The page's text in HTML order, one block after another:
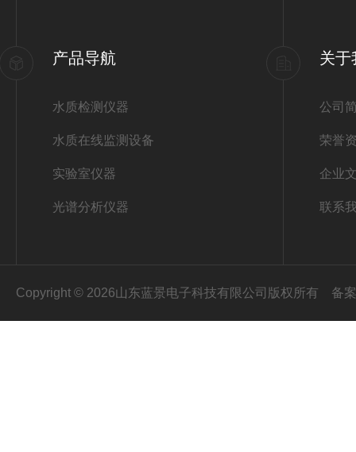
产品导航
水质检测仪器
水质在线监测设备
实验室仪器
光谱分析仪器
关于
公司
荣誉
企业
联系
Copyright © 2026山东蓝景电子科技有限公司版权所有 备